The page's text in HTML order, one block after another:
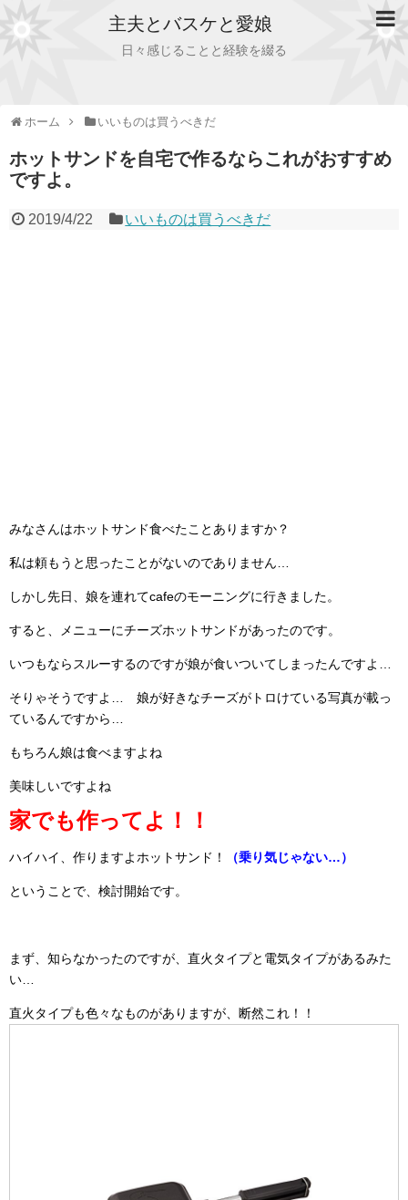
主夫とバスケと愛娘
日々感じることと経験を綴る
ホーム いいものは買うべきだ
ホットサンドを自宅で作るならこれがおすすめ
ですよ。
2019/4/22 いいものは買うべきだ
みなさんはホットサンド食べたことありますか？
私は頼もうと思ったことがないのでありません…
しかし先日、娘を連れてcafeのモーニングに行きました。
すると、メニューにチーズホットサンドがあったのです。
いつもならスルーするのですが娘が食いついてしまったんですよ…
そりゃそうですよ… 娘が好きなチーズがトロけている写真が載っ
ているんですから…
もちろん娘は食べますよね
美味しいですよね
家でも作ってよ！！
ハイハイ、作りますよホットサンド！ （乗り気じゃない…）
ということで、検討開始です。
まず、知らなかったのですが、直火タイプと電気タイプがあるみた
い…
直火タイプも色々なものがありますが、断然これ！！